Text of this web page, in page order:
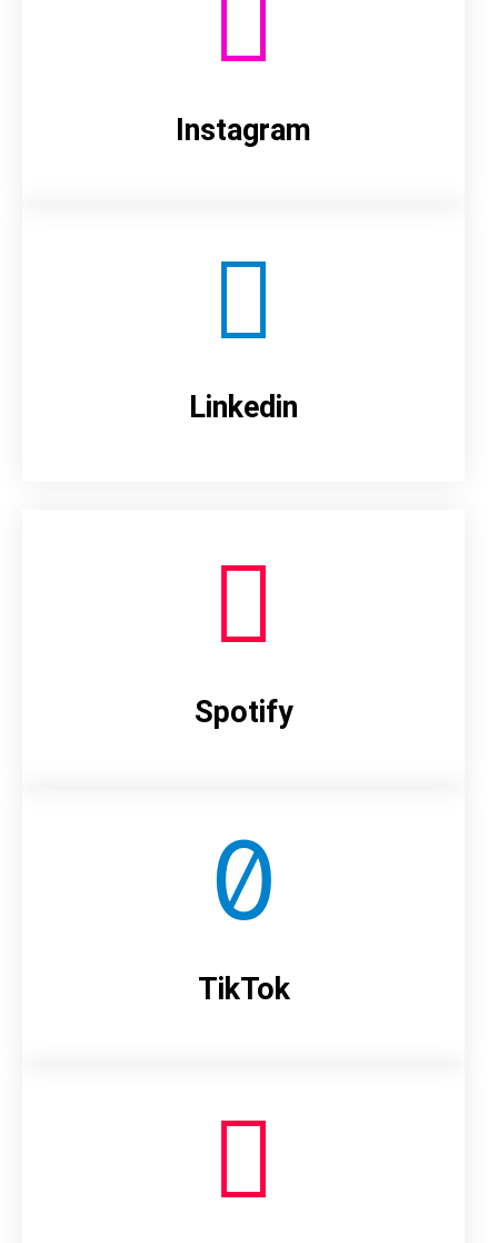
Instagram
Linkedin
Spotify
TikTok